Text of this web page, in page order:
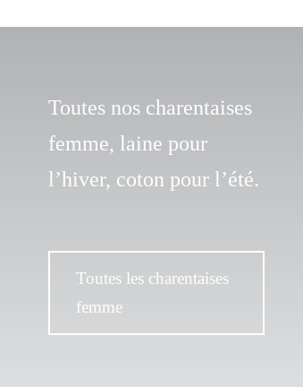
Toutes nos charentaises
femme, laine pour
l’hiver, coton pour l’été.
Toutes les charentaises
femme